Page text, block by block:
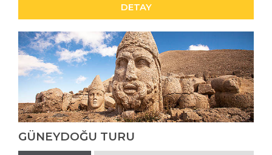
DETAY
GÜNEYDOĞU TURU